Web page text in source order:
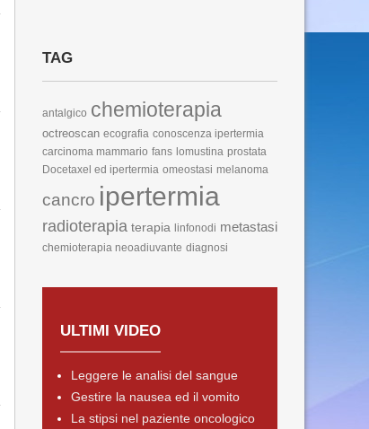
TAG
antalgico chemioterapia
octreoscan ecografia conoscenza ipertermia
carcinoma mammario fans lomustina prostata
Docetaxel ed ipertermia omeostasi melanoma
cancro ipertermia
radioterapia terapia linfonodi metastasi
chemioterapia neoadiuvante diagnosi
ULTIMI VIDEO
Leggere le analisi del sangue
Gestire la nausea ed il vomito
La stipsi nel paziente oncologico